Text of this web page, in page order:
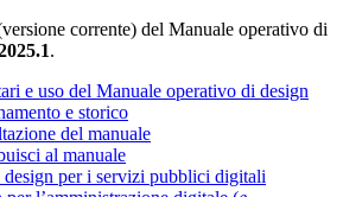
corrente) del Manuale operativo di
.
e uso del Manuale operativo di design
e storico
del manuale
al manuale
per i servizi pubblici digitali